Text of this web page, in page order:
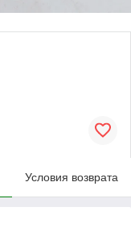
Условия возврата